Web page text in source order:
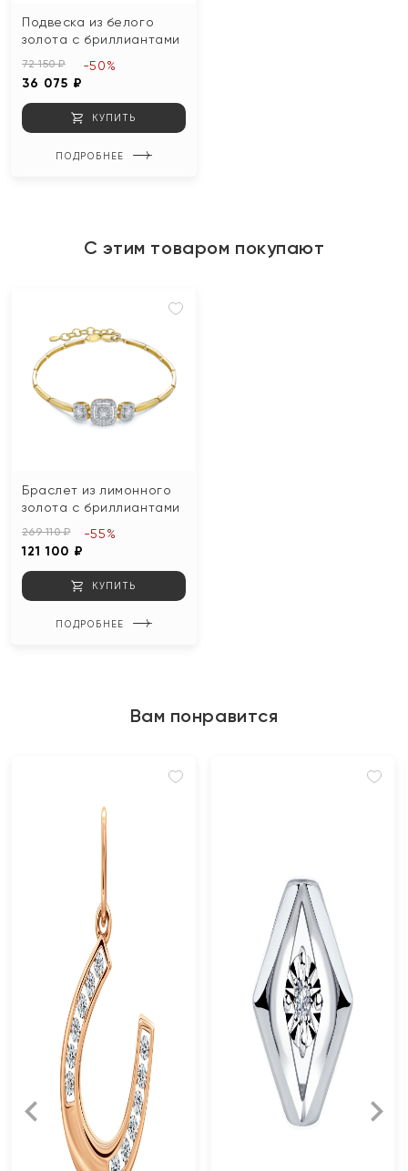
Подвеска из белого
золота с бриллиантами
72 150 ₽
36 075 ₽
-50%
КУПИТЬ
ПОДРОБНЕЕ
С этим товаром покупают
Браслет из лимонного
золота с бриллиантами
269 110 ₽
121 100 ₽
-55%
КУПИТЬ
ПОДРОБНЕЕ
Вам понравится